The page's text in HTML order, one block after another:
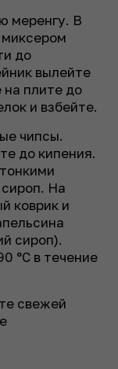
меренгу. В
до
вылейте
на плите до
и взбейте.
чипсы.
до кипения.
На
коврик и
сироп).
°C в течение
свежей